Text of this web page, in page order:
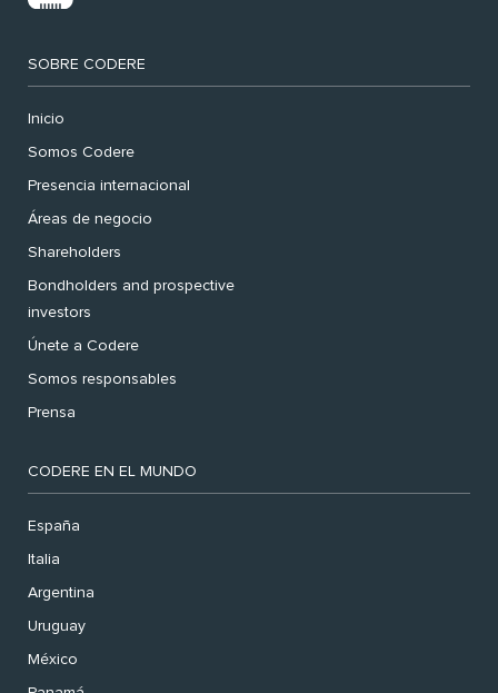
SOBRE CODERE
Inicio
Somos Codere
Presencia internacional
Áreas de negocio
Shareholders
Bondholders and prospective
investors
Únete a Codere
Somos responsables
Prensa
CODERE EN EL MUNDO
España
Italia
Argentina
Uruguay
México